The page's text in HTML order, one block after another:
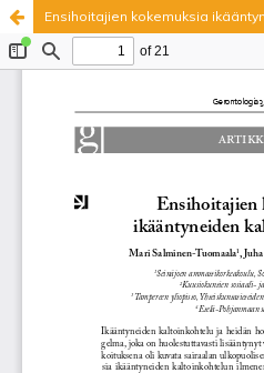
Ensihoitajien kokemuksia